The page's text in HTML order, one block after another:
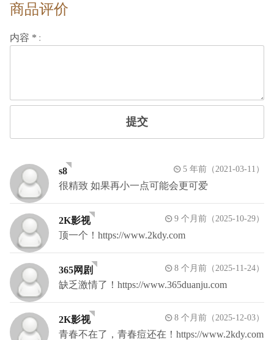
商品评价
内容 *
提交
s8 5 年前（2021-03-11）
很精致 如果再小一点可能会更可爱
2K影视 9 个月前（2025-10-29）
顶一个！https://www.2kdy.com
365网剧 8 个月前（2025-11-24）
缺乏激情了！https://www.365duanju.com
2K影视 8 个月前（2025-12-03）
青春不在了，青春痘还在！https://www.2kdy.com